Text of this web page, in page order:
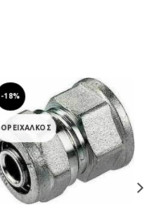
-18%
ΟΡΕΙΧΑΛΚΟΣ